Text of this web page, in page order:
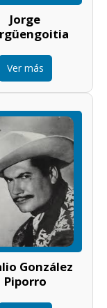
Jorge
Ver más
González
Piporro